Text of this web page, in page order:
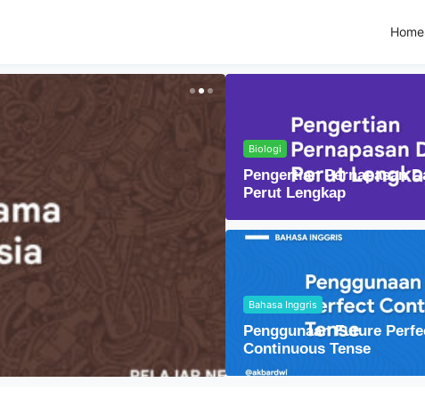
Home
Lensa Cembung
Biologi
Pengertian Pernapasan
Perut Lengkap
Bahasa Inggris
Penggunaan Future
Continuous Tense